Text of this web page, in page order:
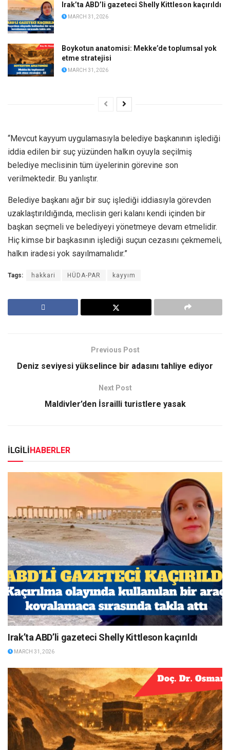
Irak’ta ABD’li gazeteci Shelly Kittleson kaçırıldı
MARCH 31, 2026
Boykotun anatomisi: Mekke’de toplumsal yok
etme stratejisi
MARCH 31, 2026
“Mevcut kayyum uygulamasıyla belediye başkanının işlediği
iddia edilen bir suç yüzünden halkın oyuyla seçilmiş
belediye meclisinin tüm üyelerinin görevine son
verilmektedir. Bu yanlıştır.
Belediye başkanı ağır bir suç işlediği iddiasıyla görevden
uzaklaştırıldığında, meclisin geri kalanı kendi içinden bir
başkan seçmeli ve belediyeyi yönetmeye devam etmelidir.
Hiç kimse bir başkasının işlediği suçun cezasını çekmemeli,
halkın iradesi yok sayılmamalıdır.”
Tags: hakkari HÜDA-PAR kayyım
Previous Post
Deniz seviyesi yükselince bir adasını tahliye ediyor
Next Post
Maldivler’den İsrailli turistlere yasak
İLGİLİHABERLER
Irak’ta ABD’li gazeteci Shelly Kittleson kaçırıldı
MARCH 31, 2026